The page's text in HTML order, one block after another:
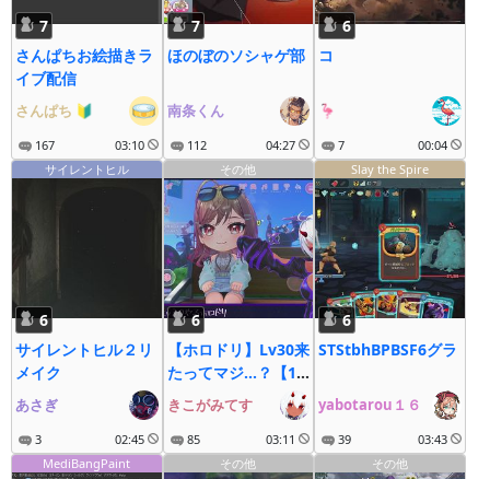
7
さんぱちお絵描きラ
イブ配信
さんぱち 🔰
167 03:10
7
ほのぼのソシャゲ部
南条くん
112 04:27
6
コ
🦩
7
00:04
サイレントヒル
6
サイレントヒル２リ
メイク
あさぎ
3 02:45
その他
6
【ホロドリ】Lv30来
たってマジ…？【1
時間だけ】
きこがみてす
85 03:11
Slay the Spire
6
STStbhBPBSF6グラ
yabotarou１６
39
03:43
MediBangPaint
その他 その他